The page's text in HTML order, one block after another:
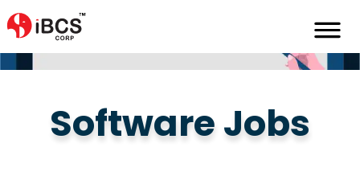
Software Jobs
Software